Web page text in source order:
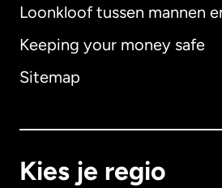
Loonkloof tussen mannen
Keeping your money safe
Sitemap
Kies je regio
Australië